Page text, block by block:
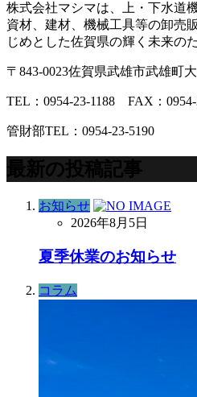
株式会社マシマは、上・下水道
資材、建材、機械工具等の卸売
じめとした佐賀県の輝く未来の
〒843-0023佐賀県武雄市武雄町
TEL：0954-23-1188 FAX：0954-
管財部TEL：0954-23-5190
最新の投稿記事
お知らせ
2026年8月5日
夏季休業のお知らせ
コラム